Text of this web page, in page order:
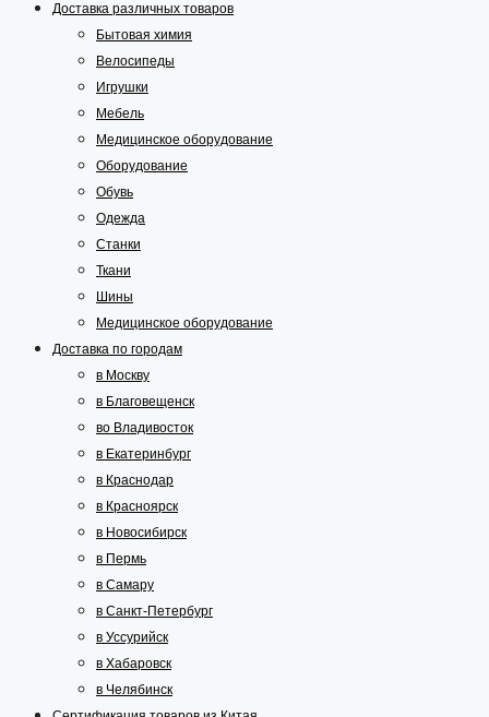
Доставка различных товаров
Бытовая химия
Велосипеды
Игрушки
Мебель
Медицинское оборудование
Оборудование
Обувь
Одежда
Станки
Ткани
Шины
Медицинское оборудование
Доставка по городам
в Москву
в Благовещенск
во Владивосток
в Екатеринбург
в Краснодар
в Красноярск
в Новосибирск
в Пермь
в Самару
в Санкт-Петербург
в Уссурийск
в Хабаровск
в Челябинск